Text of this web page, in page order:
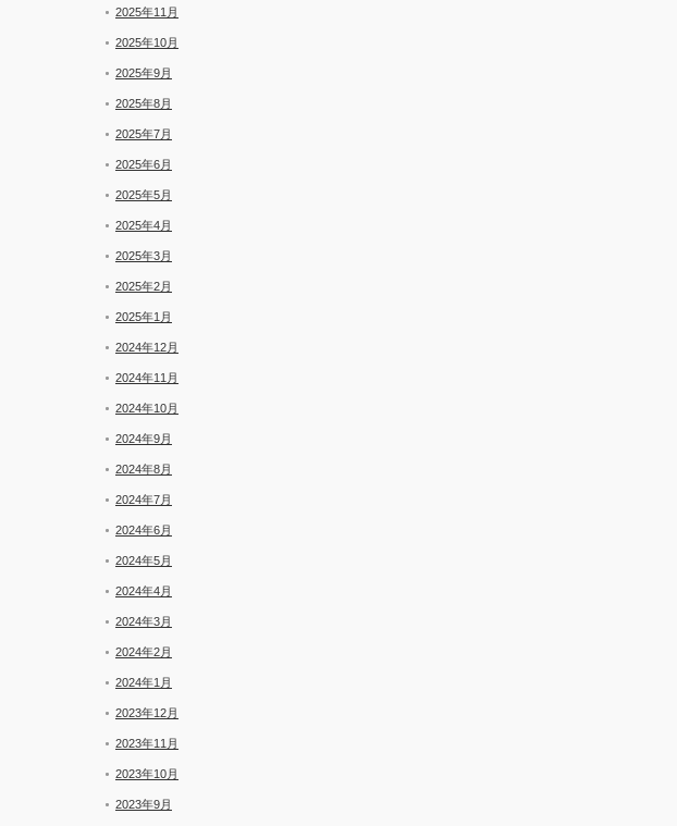
2025年11月
2025年10月
2025年9月
2025年8月
2025年7月
2025年6月
2025年5月
2025年4月
2025年3月
2025年2月
2025年1月
2024年12月
2024年11月
2024年10月
2024年9月
2024年8月
2024年7月
2024年6月
2024年5月
2024年4月
2024年3月
2024年2月
2024年1月
2023年12月
2023年11月
2023年10月
2023年9月